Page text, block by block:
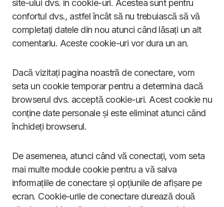
site-ului dvs. în cookie-uri. Acestea sunt pentru
confortul dvs., astfel încât să nu trebuiască să vă
completați datele din nou atunci când lăsați un alt
comentariu. Aceste cookie-uri vor dura un an.
Dacă vizitați pagina noastră de conectare, vom
seta un cookie temporar pentru a determina dacă
browserul dvs. acceptă cookie-uri. Acest cookie nu
conține date personale și este eliminat atunci când
închideți browserul.
De asemenea, atunci când vă conectați, vom seta
mai multe module cookie pentru a vă salva
informațiile de conectare și opțiunile de afișare pe
ecran. Cookie-urile de conectare durează două